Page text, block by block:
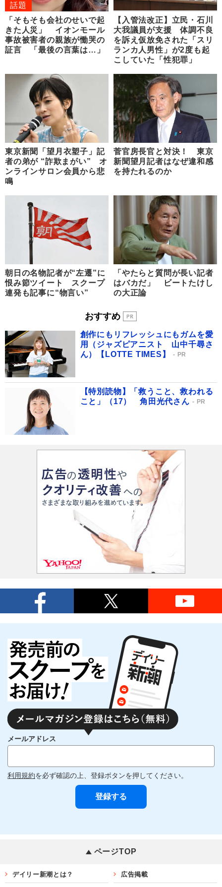
話題
「そもそも会社のせいで起
きた人災」 イオンモール
事故被害者の親族が慟哭の
証言 「最後の言葉は…」
【入管法改正】立民・石川
大我議員が支援 体調不良
を訴え仮放免された「スリ
ランカ人男性」が2度も起
こしていた「性犯罪」
東京新聞「望月衣塑子」記
者の弟が “詐欺まがい” オ
ンラインサロン会員から悲
鳴
菅官房長官と対決！ 東京
新聞望月記者はなぜ違和感
を持たれるのか
朝日の名物記者が“左遷”に
恨み節ツイート スクープ
連発も記事に“物言い”
「やたらと質問が長い記者
はバカだ」 ビートたけし
の大正論
おすすめ
創作にもリフレッシュにもガムを愛
用（ジャズピアニスト 山中千尋さ
ん）【LOTTE TIMES】
PR
【特別読物】「救うこと、救われる
こと」（17） 角田光代さん
PR
メールアドレス
利用規約を必ず確認の上、登録ボタンを押してください。
ページTOP
デイリー新潮とは？ 広告掲載